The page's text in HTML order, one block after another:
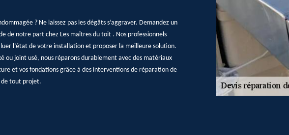
? Ne laissez pas les dégâts s’aggraver. Demandez un
de notre part chez Les maîtres du toit . Nos professionnels
l’état de votre installation et proposer la meilleure solution.
ou joint usé, nous réparons durablement avec des matériaux
et vos fondations grâce à des interventions de réparation de
de tout projet.